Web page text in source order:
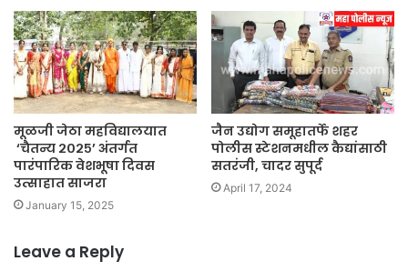
मूळजी जेठा महविद्यालयात
‘चैतन्य २०२५’ अंतर्गत
पारंपारिक वेशभूषा दिवस
उत्साहात साजरा
January 15, 2025
जैन उद्योग समूहातर्फे शहर
पोलीस स्टेशनमधील कैद्यांसाठी
सतरंजी, चादर सुपूर्द
April 17, 2024
Leave a Reply